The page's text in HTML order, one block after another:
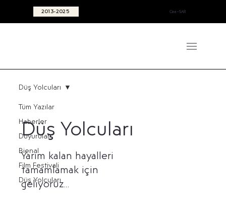
Cine~SAR
2013-2025
Tüm Yazılar
Haberler
Duyurular
Bienal
Film Festivali
Düş Yolcuları
Düş Yolcuları
Düş Yolcuları
Yarım kalan hayalleri
tamamlamak için
geliyoruz…